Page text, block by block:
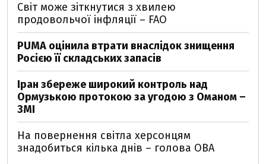
Світ може зіткнутися з хвилею
продовольчої інфляції – FAO
PUMA оцінила втрати внаслідок знищення
Росією її складських запасів
Іран збереже широкий контроль над
Ормузькою протокою за угодою з Оманом –
ЗМІ
На повернення світла херсонцям
знадобиться кілька днів – голова ОВА